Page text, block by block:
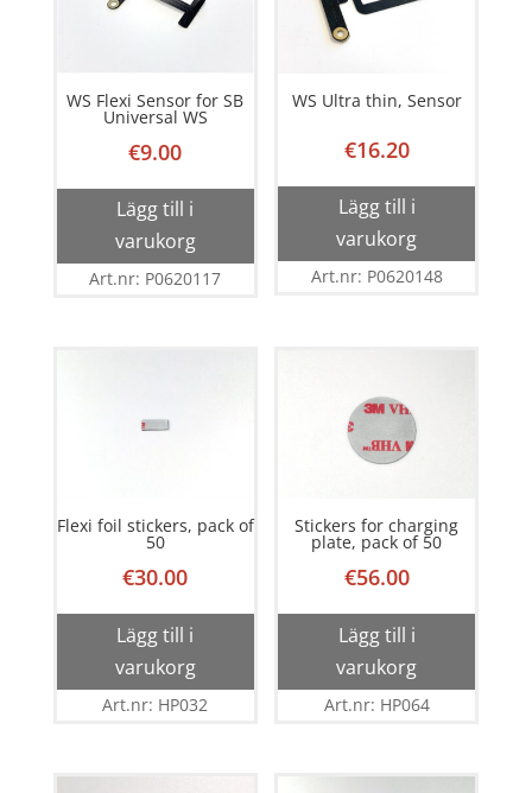
WS Flexi Sensor for SB
Universal WS
€9.00
Lägg till i
varukorg
Art.nr: P0620117
WS Ultra thin, Sensor
€16.20
Lägg till i
varukorg
Art.nr: P0620148
Flexi foil stickers, pack of
50
€30.00
Lägg till i
varukorg
Art.nr: HP032
Stickers for charging
plate, pack of 50
€56.00
Lägg till i
varukorg
Art.nr: HP064